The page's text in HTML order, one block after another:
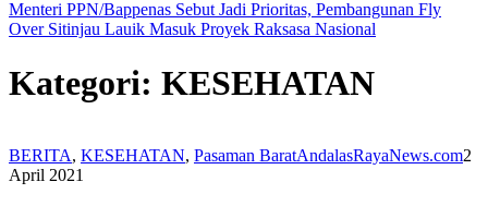
Menteri PPN/Bappenas Sebut Jadi Prioritas, Pembangunan Fly
Over Sitinjau Lauik Masuk Proyek Raksasa Nasional
Kategori: KESEHATAN
BERITA, KESEHATAN, Pasaman BaratAndalasRayaNews.com2
April 2021